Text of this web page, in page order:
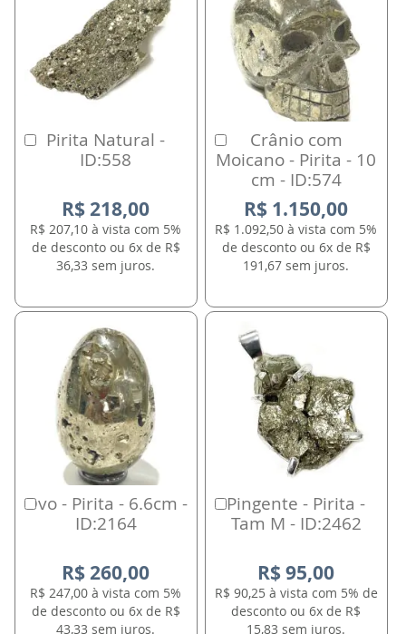
Pirita Natural -
ID:558
R$ 218,00
R$ 207,10 à vista com 5%
de desconto ou 6x de R$
36,33 sem juros.
Comprar
Crânio com
Moicano - Pirita - 10
cm - ID:574
R$ 1.150,00
R$ 1.092,50 à vista com 5%
de desconto ou 6x de R$
191,67 sem juros.
Comprar
Ovo - Pirita - 6.6cm -
ID:2164
R$ 260,00
R$ 247,00 à vista com 5%
de desconto ou 6x de R$
43,33 sem juros.
Comprar
Pingente - Pirita -
Tam M - ID:2462
R$ 95,00
R$ 90,25 à vista com 5% de
desconto ou 6x de R$
15,83 sem juros.
Comprar